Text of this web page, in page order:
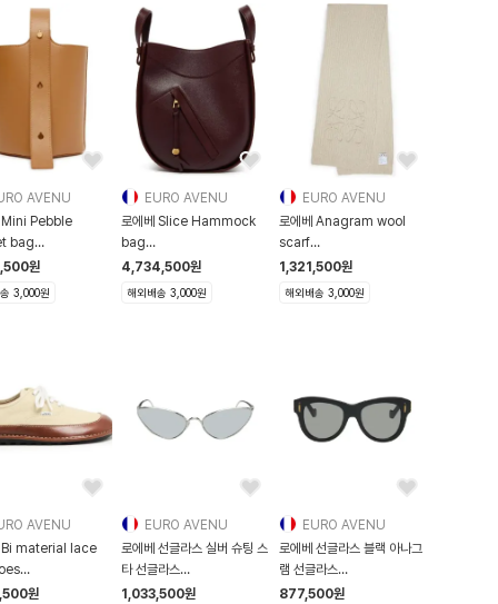
AVENU
Mini Pebble
bag
원
3,000원
EURO AVENU
로에베 Slice Hammock
bag
LOEMMQ77BURZZZZZ00
4,734,500원
해외배송 3,000원
EURO AVENU
로에베 Anagram wool
scarf
LOED22GHBEIZZZZZ00
1,321,500원
해외배송 3,000원
AVENU
Bi material lace
원
EURO AVENU
로에베 선글라스 실버 슈팅 스
타 선글라스
261677M134008
1,033,500원
EURO AVENU
로에베 선글라스 블랙 아나그
램 선글라스
261677M134024
877,500원